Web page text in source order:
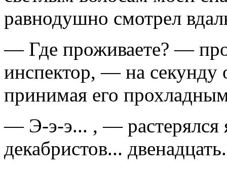
равнодушно смотрел
— Где проживаете? —
инспектор, — на секунду
принимая его
— Э-э-э... , — растерялся
декабристов... двенадцать.